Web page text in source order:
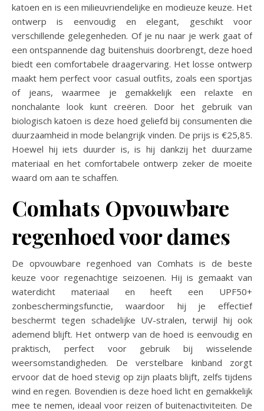
katoen en is een milieuvriendelijke en modieuze keuze. Het
ontwerp is eenvoudig en elegant, geschikt voor
verschillende gelegenheden. Of je nu naar je werk gaat of
een ontspannende dag buitenshuis doorbrengt, deze hoed
biedt een comfortabele draagervaring. Het losse ontwerp
maakt hem perfect voor casual outfits, zoals een sportjas
of jeans, waarmee je gemakkelijk een relaxte en
nonchalante look kunt creëren. Door het gebruik van
biologisch katoen is deze hoed geliefd bij consumenten die
duurzaamheid in mode belangrijk vinden. De prijs is €25,85.
Hoewel hij iets duurder is, is hij dankzij het duurzame
materiaal en het comfortabele ontwerp zeker de moeite
waard om aan te schaffen.
Comhats Opvouwbare
regenhoed voor dames
De opvouwbare regenhoed van Comhats is de beste
keuze voor regenachtige seizoenen. Hij is gemaakt van
waterdicht materiaal en heeft een UPF50+
zonbeschermingsfunctie, waardoor hij je effectief
beschermt tegen schadelijke UV-stralen, terwijl hij ook
ademend blijft. Het ontwerp van de hoed is eenvoudig en
praktisch, perfect voor gebruik bij wisselende
weersomstandigheden. De verstelbare kinband zorgt
ervoor dat de hoed stevig op zijn plaats blijft, zelfs tijdens
wind en regen. Bovendien is deze hoed licht en gemakkelijk
mee te nemen, ideaal voor reizen of buitenactiviteiten. De